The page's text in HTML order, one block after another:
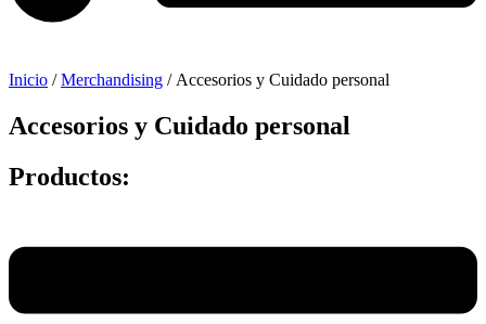
Inicio /Merchandising / Accesorios y Cuidado personal
Accesorios y Cuidado personal
Productos: